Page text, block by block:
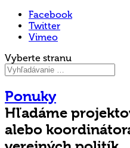
Facebook
Twitter
Vimeo
Vyberte stranu
Ponuky
Hľadáme
alebo